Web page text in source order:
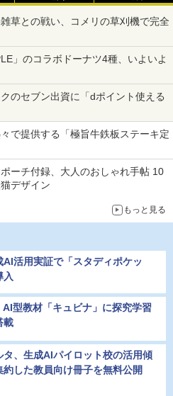
草との戦い、コメリの草刈機で完全
」のコラボドーナツ4種、いよいよ
のセブン出資に「dポイント使える
で提供する「極旨牛鉄板ステーキ定
ーチ付録、大人のおしゃれ手帖 10
デザイン
もっと見る
AI活用実証で「スタディポケッ
入
AI型教材「キュビナ」に探究学習
載
タ、生成AIパイロット校の活用傾
約した教員向け冊子を無料公開